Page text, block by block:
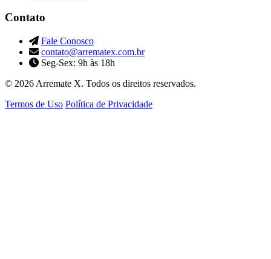
Contato
Fale Conosco
contato@arrematex.com.br
Seg-Sex: 9h às 18h
© 2026 Arremate X. Todos os direitos reservados.
Termos de Uso Política de Privacidade